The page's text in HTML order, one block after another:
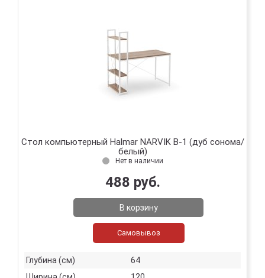
Стол компьютерный Halmar NARVIK B-1 (дуб сонома/
белый)
Нет в наличии
488 руб.
В корзину
Самовывоз
Глубина (см)
64